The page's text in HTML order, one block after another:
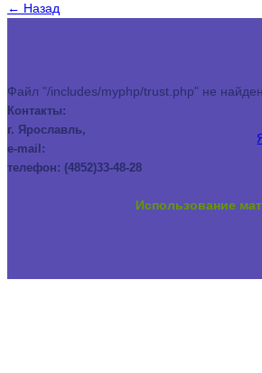
← Назад
Файл "/includes/myphp/trust.php" не
Контакты:
г. Ярославль,
e-mail:
телефон: (4852)33-48-28
Использование